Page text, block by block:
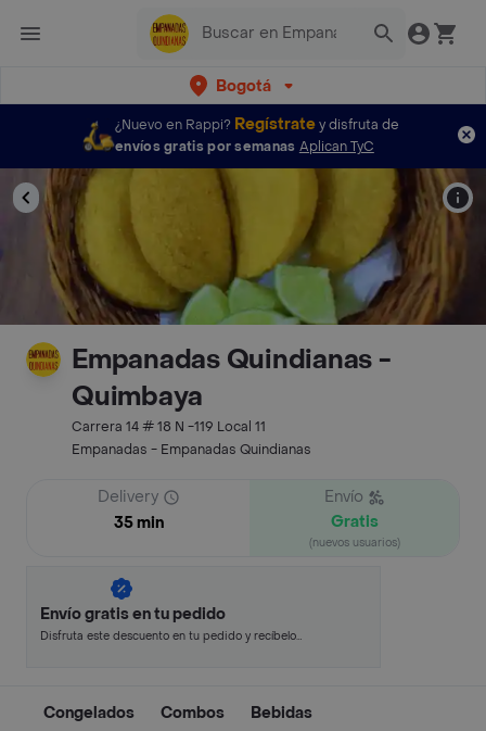
Bogotá
¿Nuevo en Rappi? Regístratey disfruta de
envíos gratis por semanas Aplican TyC
Empanadas Quindianas -
Quimbaya
Carrera 14 # 18 N -119 Local 11
Empanadas - Empanadas Quindianas
Delivery
35 min
Envío
Gratis
(nuevos usuarios)
Envío gratis en tu pedido
Disfruta este descuento en tu pedido y recíbelo
Congelados Combos Bebidas